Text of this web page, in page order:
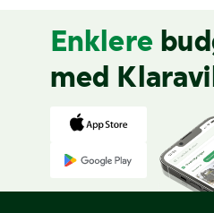
Enklere
med